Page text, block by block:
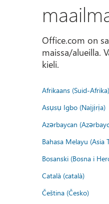
Office.com on
maissa/alueilla.
kieli.
Afrikaans (Suid-Afrika)
Asụsụ Igbo (Naịjịrịa)
Azərbaycan
Bahasa Melayu (Asia
Bosanski (Bosna i
Català (català)
Čeština (Česko)